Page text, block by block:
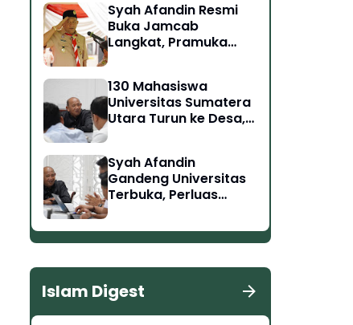
Syah Afandin Resmi
Buka Jamcab
Langkat, Pramuka
Depan
130 Mahasiswa
Universitas Sumatera
Utara Turun ke Desa,
Syah Afandin
Gandeng Universitas
Terbuka, Perluas
Tinggi di Langkat
Islam Digest